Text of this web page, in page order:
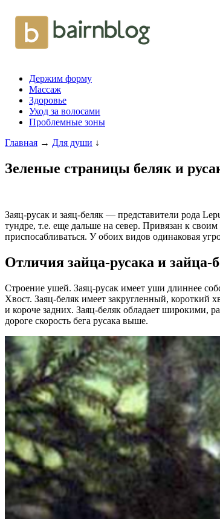
Держим форму
Массаж
Здоровье
Уход за волосами
Проблемные зоны
Главная → Для души ↓
Зеленые страницы беляк и
Заяц-русак и заяц-беляк — представители рода
тундре, т.е. еще дальше на север. Привязан к
приспосабливаться. У обоих видов одинаковая
Отличия зайца-русака и зайца-
Строение ушей. Заяц-русак имеет уши длиннее
Хвост. Заяц-беляк имеет закругленный, короткий
и короче задних. Заяц-беляк обладает
дороге скорость бега русака выше.